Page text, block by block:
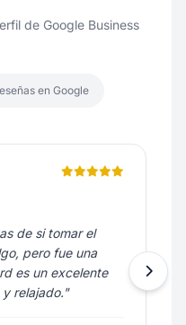
de Google Business
en Google
de si tomar el
pero fue una
es un excelente
relajado."